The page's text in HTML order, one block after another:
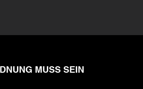
MUSS SEIN